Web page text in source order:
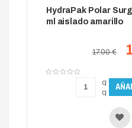
HydraPak Polar
ml aislado amarillo
17.00 €